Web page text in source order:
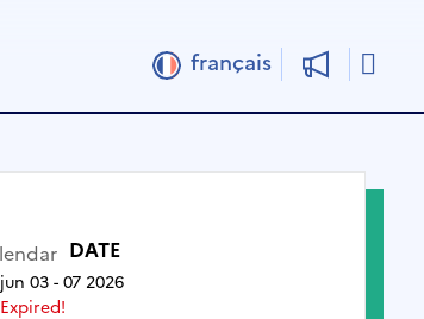
français Sök
DATE
jun 03 - 07 2026
Expired!